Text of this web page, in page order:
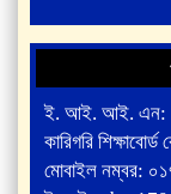
ই. আই. আই. এন:
কারিগরি
মোবাইল নম্বর: